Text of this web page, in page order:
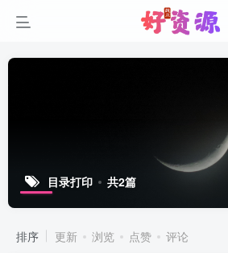
目录打印 共2篇
排序 更新 浏览 点赞 评论